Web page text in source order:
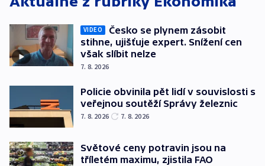
VIDEO
Česko se plynem zásobit
stihne, ujišťuje expert. Snížení cen
však slíbit nelze
7. 8. 2026
Policie obvinila pět lidí v souvislosti s
veřejnou soutěží Správy železnic
7. 8. 2026 7. 8. 2026
Světové ceny potravin jsou na
tříletém maximu, zjistila FAO